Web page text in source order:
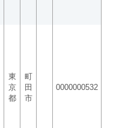
東
京
都
町
田
市
0000000532